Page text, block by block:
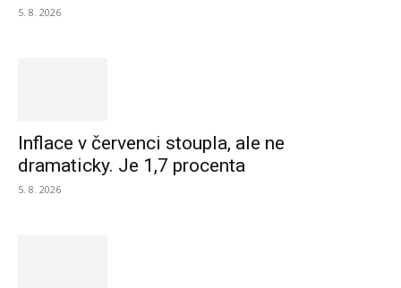
5. 8. 2026
Inflace v červenci stoupla, ale ne
dramaticky. Je 1,7 procenta
5. 8. 2026